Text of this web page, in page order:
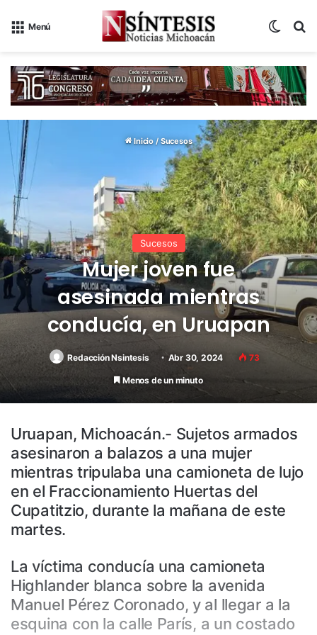
Menú
Inicio / Sucesos
Sucesos
Mujer joven fue
asesinada mientras
conducía, en Uruapan
Redacción Nsintesis Abr 30, 2024 73
Menos de un minuto
Uruapan, Michoacán.- Sujetos armados
asesinaron a balazos a una mujer
mientras tripulaba una camioneta de lujo
en el Fraccionamiento Huertas del
Cupatitzio, durante la mañana de este
martes.
La víctima conducía una camioneta
Highlander blanca sobre la avenida
Manuel Pérez Coronado, y al llegar a la
esquina con la calle París, a un costado